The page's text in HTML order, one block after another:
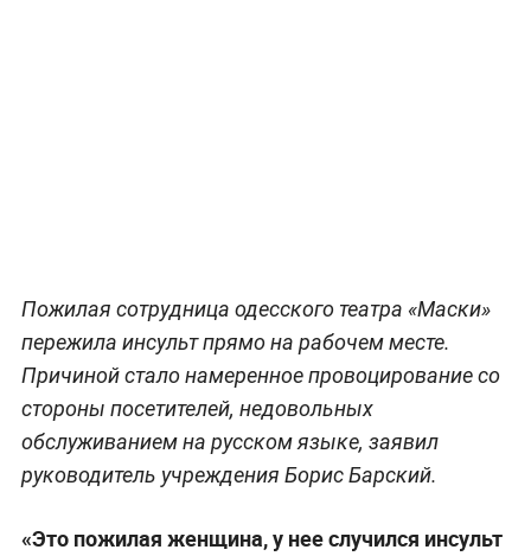
Пожилая сотрудница одесского театра «Маски»
пережила инсульт прямо на рабочем месте.
Причиной стало намеренное провоцирование со
стороны посетителей, недовольных
обслуживанием на русском языке, заявил
руководитель учреждения Борис Барский.
«Это пожилая женщина, у нее случился инсульт